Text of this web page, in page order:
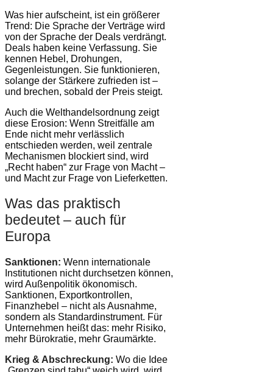
Was hier aufscheint, ist ein größerer
Trend: Die Sprache der Verträge wird
von der Sprache der Deals verdrängt.
Deals haben keine Verfassung. Sie
kennen Hebel, Drohungen,
Gegenleistungen. Sie funktionieren,
solange der Stärkere zufrieden ist –
und brechen, sobald der Preis steigt.
Auch die Welthandelsordnung zeigt
diese Erosion: Wenn Streitfälle am
Ende nicht mehr verlässlich
entschieden werden, weil zentrale
Mechanismen blockiert sind, wird
„Recht haben“ zur Frage von Macht –
und Macht zur Frage von Lieferketten.
Was das praktisch
bedeutet – auch für
Europa
Sanktionen: Wenn internationale
Institutionen nicht durchsetzen können,
wird Außenpolitik ökonomisch.
Sanktionen, Exportkontrollen,
Finanzhebel – nicht als Ausnahme,
sondern als Standardinstrument. Für
Unternehmen heißt das: mehr Risiko,
mehr Bürokratie, mehr Graumärkte.
Krieg & Abschreckung: Wo die Idee